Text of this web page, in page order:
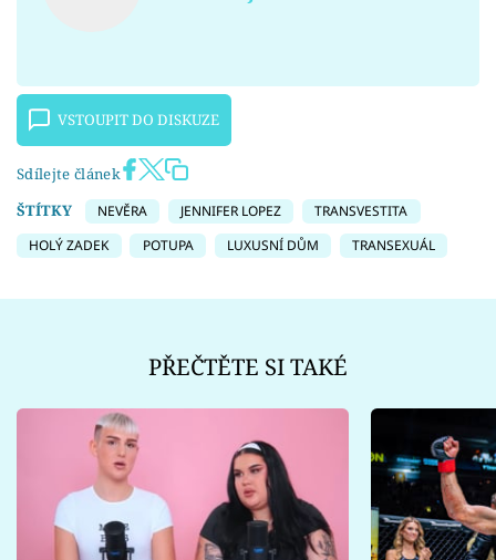
VSTOUPIT DO DISKUZE
Sdílejte článek
ŠTÍTKY
NEVĚRA JENNIFER LOPEZ
TRANSVESTITA
HOLÝ ZADEK
POTUPA LUXUSNÍ DŮM TRANSEXUÁL
PŘEČTĚTE SI TAKÉ